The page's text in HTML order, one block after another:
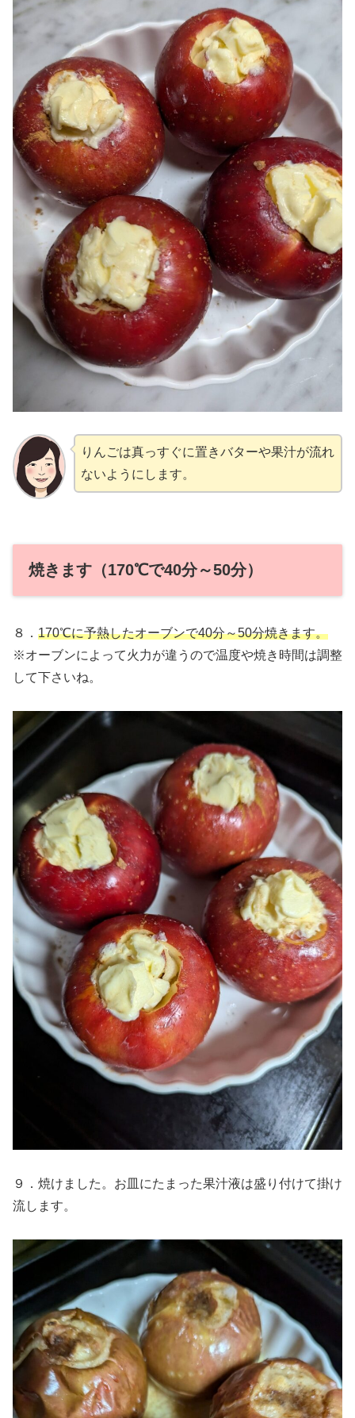
りんごは真っすぐに置きバターや果汁が流れ
ないようにします。
焼きます（170℃で40分～50分）
８． 170℃に予熱したオーブンで40分～50分焼きます。
※オーブンによって火力が違うので温度や焼き時間は調整
して下さいね。
９．焼けました。お皿にたまった果汁液は盛り付けて掛け
流します。